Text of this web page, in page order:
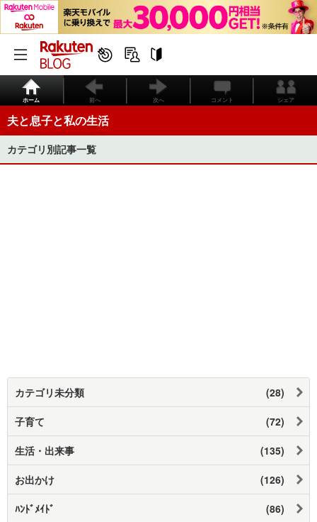
ホーム 前へ 次へ コメント シェア
夫と息子と私の生活
カテゴリ別記事一覧
カテゴリ未分類 (28)
子育て (72)
生活・出来事 (135)
お出かけ (126)
ﾊﾝﾄﾞﾒｲﾄﾞ (86)